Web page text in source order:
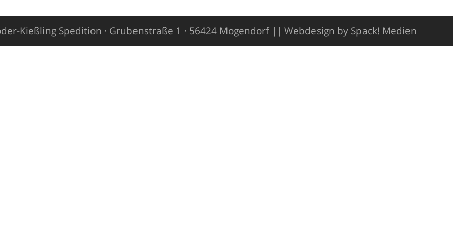
Kießling Spedition · Grubenstraße 1 · 56424 Mogendorf || Webdesign by Spack! Medien